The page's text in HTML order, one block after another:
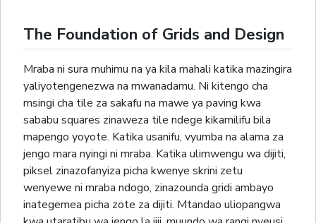
The Foundation of Grids and Design
Mraba ni sura muhimu na ya kila mahali katika mazingira
yaliyotengenezwa na mwanadamu. Ni kitengo cha
msingi cha tile za sakafu na mawe ya paving kwa
sababu squares zinaweza tile ndege kikamilifu bila
mapengo yoyote. Katika usanifu, vyumba na alama za
jengo mara nyingi ni mraba. Katika ulimwengu wa dijiti,
piksel zinazofanyiza picha kwenye skrini zetu
wenyewe ni mraba ndogo, zinazounda gridi ambayo
inategemea picha zote za dijiti. Mtandao uliopangwa